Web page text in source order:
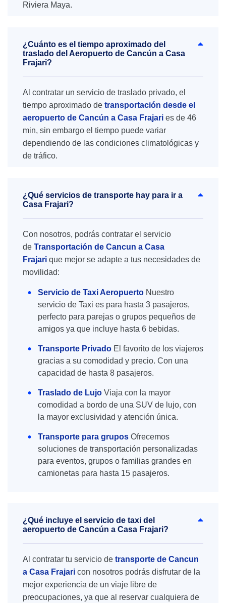
Riviera Maya.
¿Cuánto es el tiempo aproximado del
traslado del Aeropuerto de Cancún a Casa
Frajari?
Al contratar un servicio de traslado privado, el
tiempo aproximado de transportación desde el
aeropuerto de Cancún a Casa Frajari es de 46
min, sin embargo el tiempo puede variar
dependiendo de las condiciones climatológicas y
de tráfico.
¿Qué servicios de transporte hay para ir a
Casa Frajari?
Con nosotros, podrás contratar el servicio
de Transportación de Cancun a Casa
Frajari que mejor se adapte a tus necesidades de
movilidad:
Servicio de Taxi Aeropuerto Nuestro
servicio de Taxi es para hasta 3 pasajeros,
perfecto para parejas o grupos pequeños de
amigos ya que incluye hasta 6 bebidas.
Transporte Privado El favorito de los viajeros
gracias a su comodidad y precio. Con una
capacidad de hasta 8 pasajeros.
Traslado de Lujo Viaja con la mayor
comodidad a bordo de una SUV de lujo, con
la mayor exclusividad y atención única.
Transporte para grupos Ofrecemos
soluciones de transportación personalizadas
para eventos, grupos o familias grandes en
camionetas para hasta 15 pasajeros.
¿Qué incluye el servicio de taxi del
aeropuerto de Cancún a Casa Frajari?
Al contratar tu servicio de transporte de Cancun
a Casa Frajari con nosotros podrás disfrutar de la
mejor experiencia de un viaje libre de
preocupaciones, ya que al reservar cualquiera de